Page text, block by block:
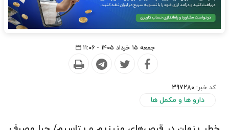
جمعه ۱۵ خرداد ۱۴۰۵ - ۱۱:۰۶
کد خبر: 397280
دارو ها و مکمل ها